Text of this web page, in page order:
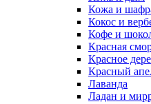
Кожа и
Кокос и
Кофе и
Красная
Красное
Красный
Лаванда
Ладан и